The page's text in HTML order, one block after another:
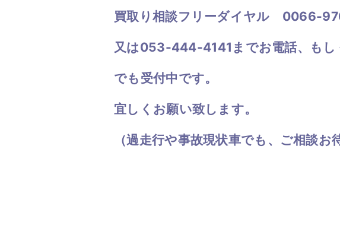
買取り相談フリーダイヤル 0066-
又は053-444-4141までお電話、もし
でも受付中です。
宜しくお願い致します。
（過走行や事故現状車でも、ご相談お